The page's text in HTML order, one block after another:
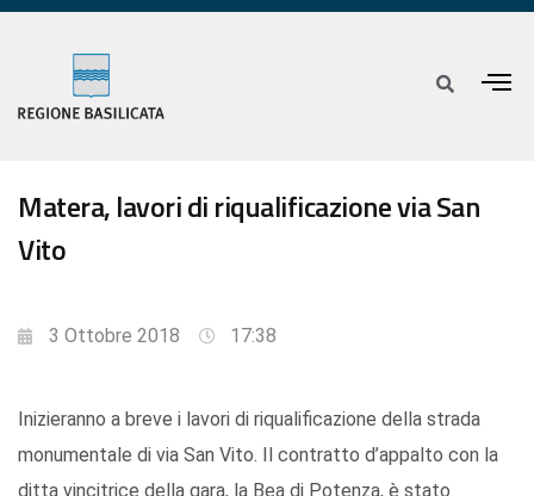
Matera, lavori di riqualificazione via San
Vito
3 Ottobre 2018 17:38
Inizieranno a breve i lavori di riqualificazione della strada
monumentale di via San Vito. Il contratto d’appalto con la
ditta vincitrice della gara, la Bea di Potenza, è stato